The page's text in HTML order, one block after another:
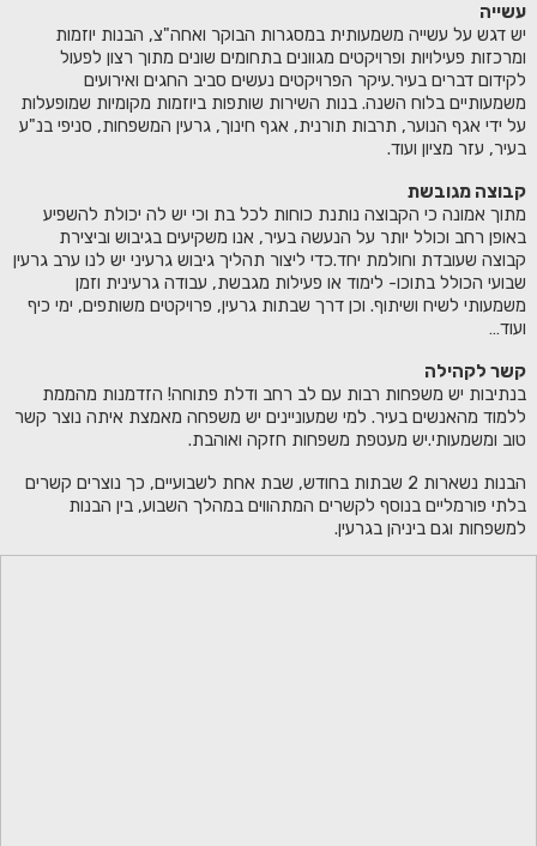
עשייה
יש דגש על עשייה משמעותית במסגרות הבוקר ואחה"צ, הבנות יוזמות
ומרכזות פעילויות ופרויקטים מגוונים בתחומים שונים מתוך רצון לפעול
לקידום דברים בעיר.עיקר הפרויקטים נעשים סביב החגים ואירועים
משמעותיים בלוח השנה. בנות השירות שותפות ביוזמות מקומיות שמופעלות
על ידי אגף הנוער, תרבות תורנית, אגף חינוך, גרעין המשפחות, סניפי בנ"ע
בעיר, עזר מציון ועוד.
קבוצה מגובשת
מתוך אמונה כי הקבוצה נותנת כוחות לכל בת וכי יש לה יכולת להשפיע
באופן רחב וכולל יותר על הנעשה בעיר, אנו משקיעים בגיבוש וביצירת
קבוצה שעובדת וחולמת יחד.כדי ליצור תהליך גיבוש גרעיני יש לנו ערב גרעין
שבועי הכולל בתוכו- לימוד או פעילות מגבשת, עבודה גרעינית וזמן
משמעותי לשיח ושיתוף. וכן דרך שבתות גרעין, פרויקטים משותפים, ימי כיף
ועוד…
קשר לקהילה
בנתיבות יש משפחות רבות עם לב רחב ודלת פתוחה! הזדמנות מהממת
ללמוד מהאנשים בעיר. למי שמעוניינים יש משפחה מאמצת איתה נוצר קשר
טוב ומשמעותי.יש מעטפת משפחות חזקה ואוהבת.
הבנות נשארות 2 שבתות בחודש, שבת אחת לשבועיים, כך נוצרים קשרים
בלתי פורמליים בנוסף לקשרים המתהווים במהלך השבוע, בין הבנות
למשפחות וגם ביניהן בגרעין.